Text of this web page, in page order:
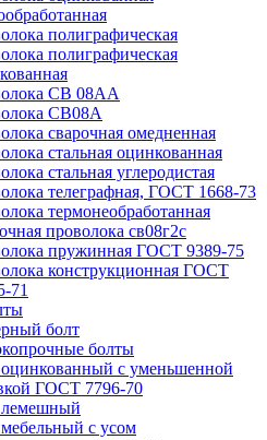
полиграфическая
полиграфическая
СВ 08АА
СВ08А
сварочная омедненная
стальная оцинкованная
стальная углеродистая
телеграфная, ГОСТ 1668-73
термонеобработанная
проволока св08г2с
пружинная ГОСТ 9389-75
конструкционная ГОСТ
71
болт
болты
с уменьшенной
ГОСТ 7796-70
лемешный
с усом